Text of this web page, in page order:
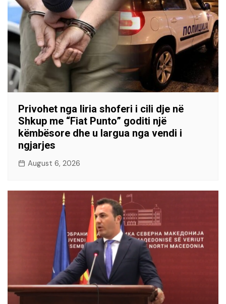
Privohet nga liria shoferi i cili dje në
Shkup me “Fiat Punto” goditi një
këmbësore dhe u largua nga vendi i
ngjarjes
August 6, 2026